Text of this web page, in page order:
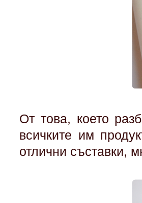
От това, което
всичките им
отлични съставки,